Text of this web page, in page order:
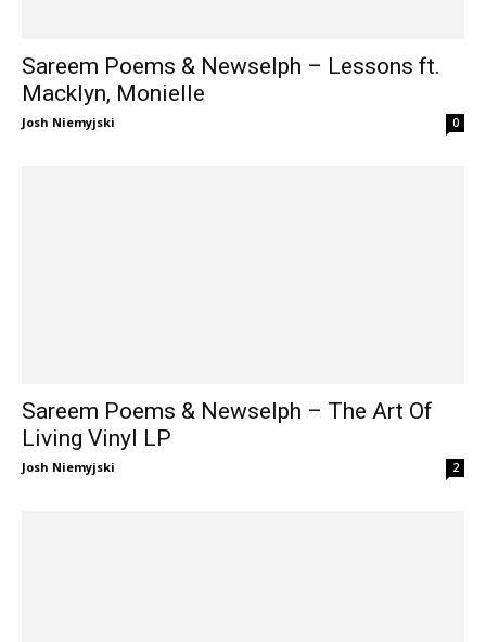
Sareem Poems & Newselph – Lessons ft.
Macklyn, Monielle
Josh Niemyjski 0
Sareem Poems & Newselph – The Art Of
Living Vinyl LP
Josh Niemyjski 2